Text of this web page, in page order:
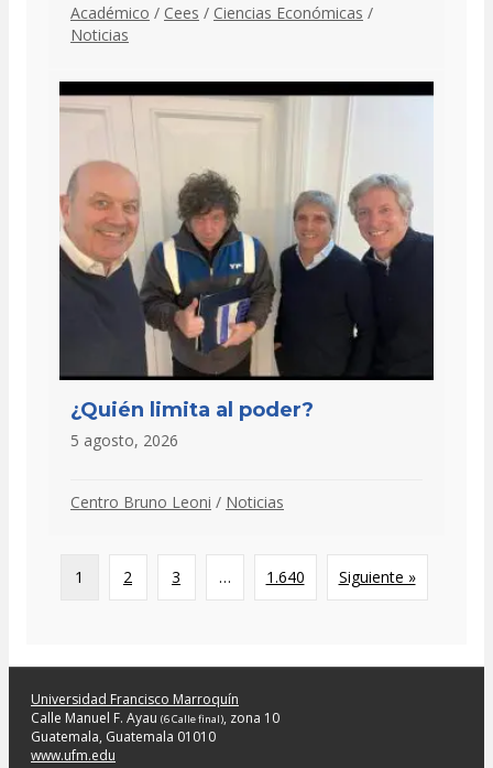
Académico / Cees / Ciencias Económicas /
Noticias
¿Quién limita al poder?
5 agosto, 2026
Centro Bruno Leoni / Noticias
1 2 3 … 1.640 Siguiente »
Universidad Francisco Marroquín
Calle Manuel F. Ayau (6 Calle final), zona 10
Guatemala, Guatemala 01010
www.ufm.edu